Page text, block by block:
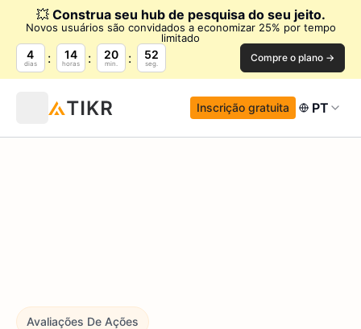
💥 Construa seu hub de pesquisa do seu jeito.
Novos usuários são convidados a economizar 25% por tempo
limitado
4
dias
14
horas
20
min.
50
seg. Compre o plano →
Inscrição gratuita PT
Avaliações De Ações